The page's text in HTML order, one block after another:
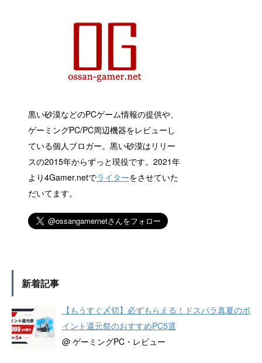
黒い砂漠などのPCゲーム情報の提供や、
ゲーミングPC/PC周辺機器をレビューし
ている個人ブロガー。黒い砂漠はリリー
スの2015年からずっと現役です。2021年
より4Gamer.netでライターをさせていた
だいてます。
新着記事
【もうすぐ〆切】必ずもらえる！ドスパラ真夏のポ
イント還元祭のおすすめPC5選
@ ゲーミングPC・レビュー